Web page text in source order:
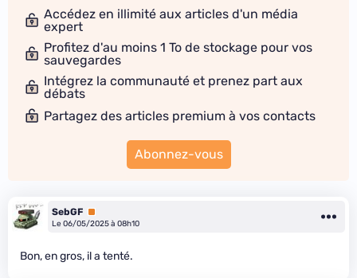
Accédez en illimité aux articles d'un média
expert
Profitez d'au moins 1 To de stockage pour vos
sauvegardes
Intégrez la communauté et prenez part aux
débats
Partagez des articles premium à vos contacts
Abonnez-vous
SebGF Premium
Le 06/05/2025 à 08h10
Bon, en gros, il a tenté.